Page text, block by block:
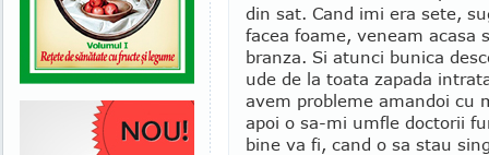
din sat. Cand imi era sete,
facea foame, veneam acasa
branza. Si atunci bunica
ude de la toata zapada
avem probleme amandoi cu
apoi o sa-mi umfle doctorii
bine va fi, cand o sa stau